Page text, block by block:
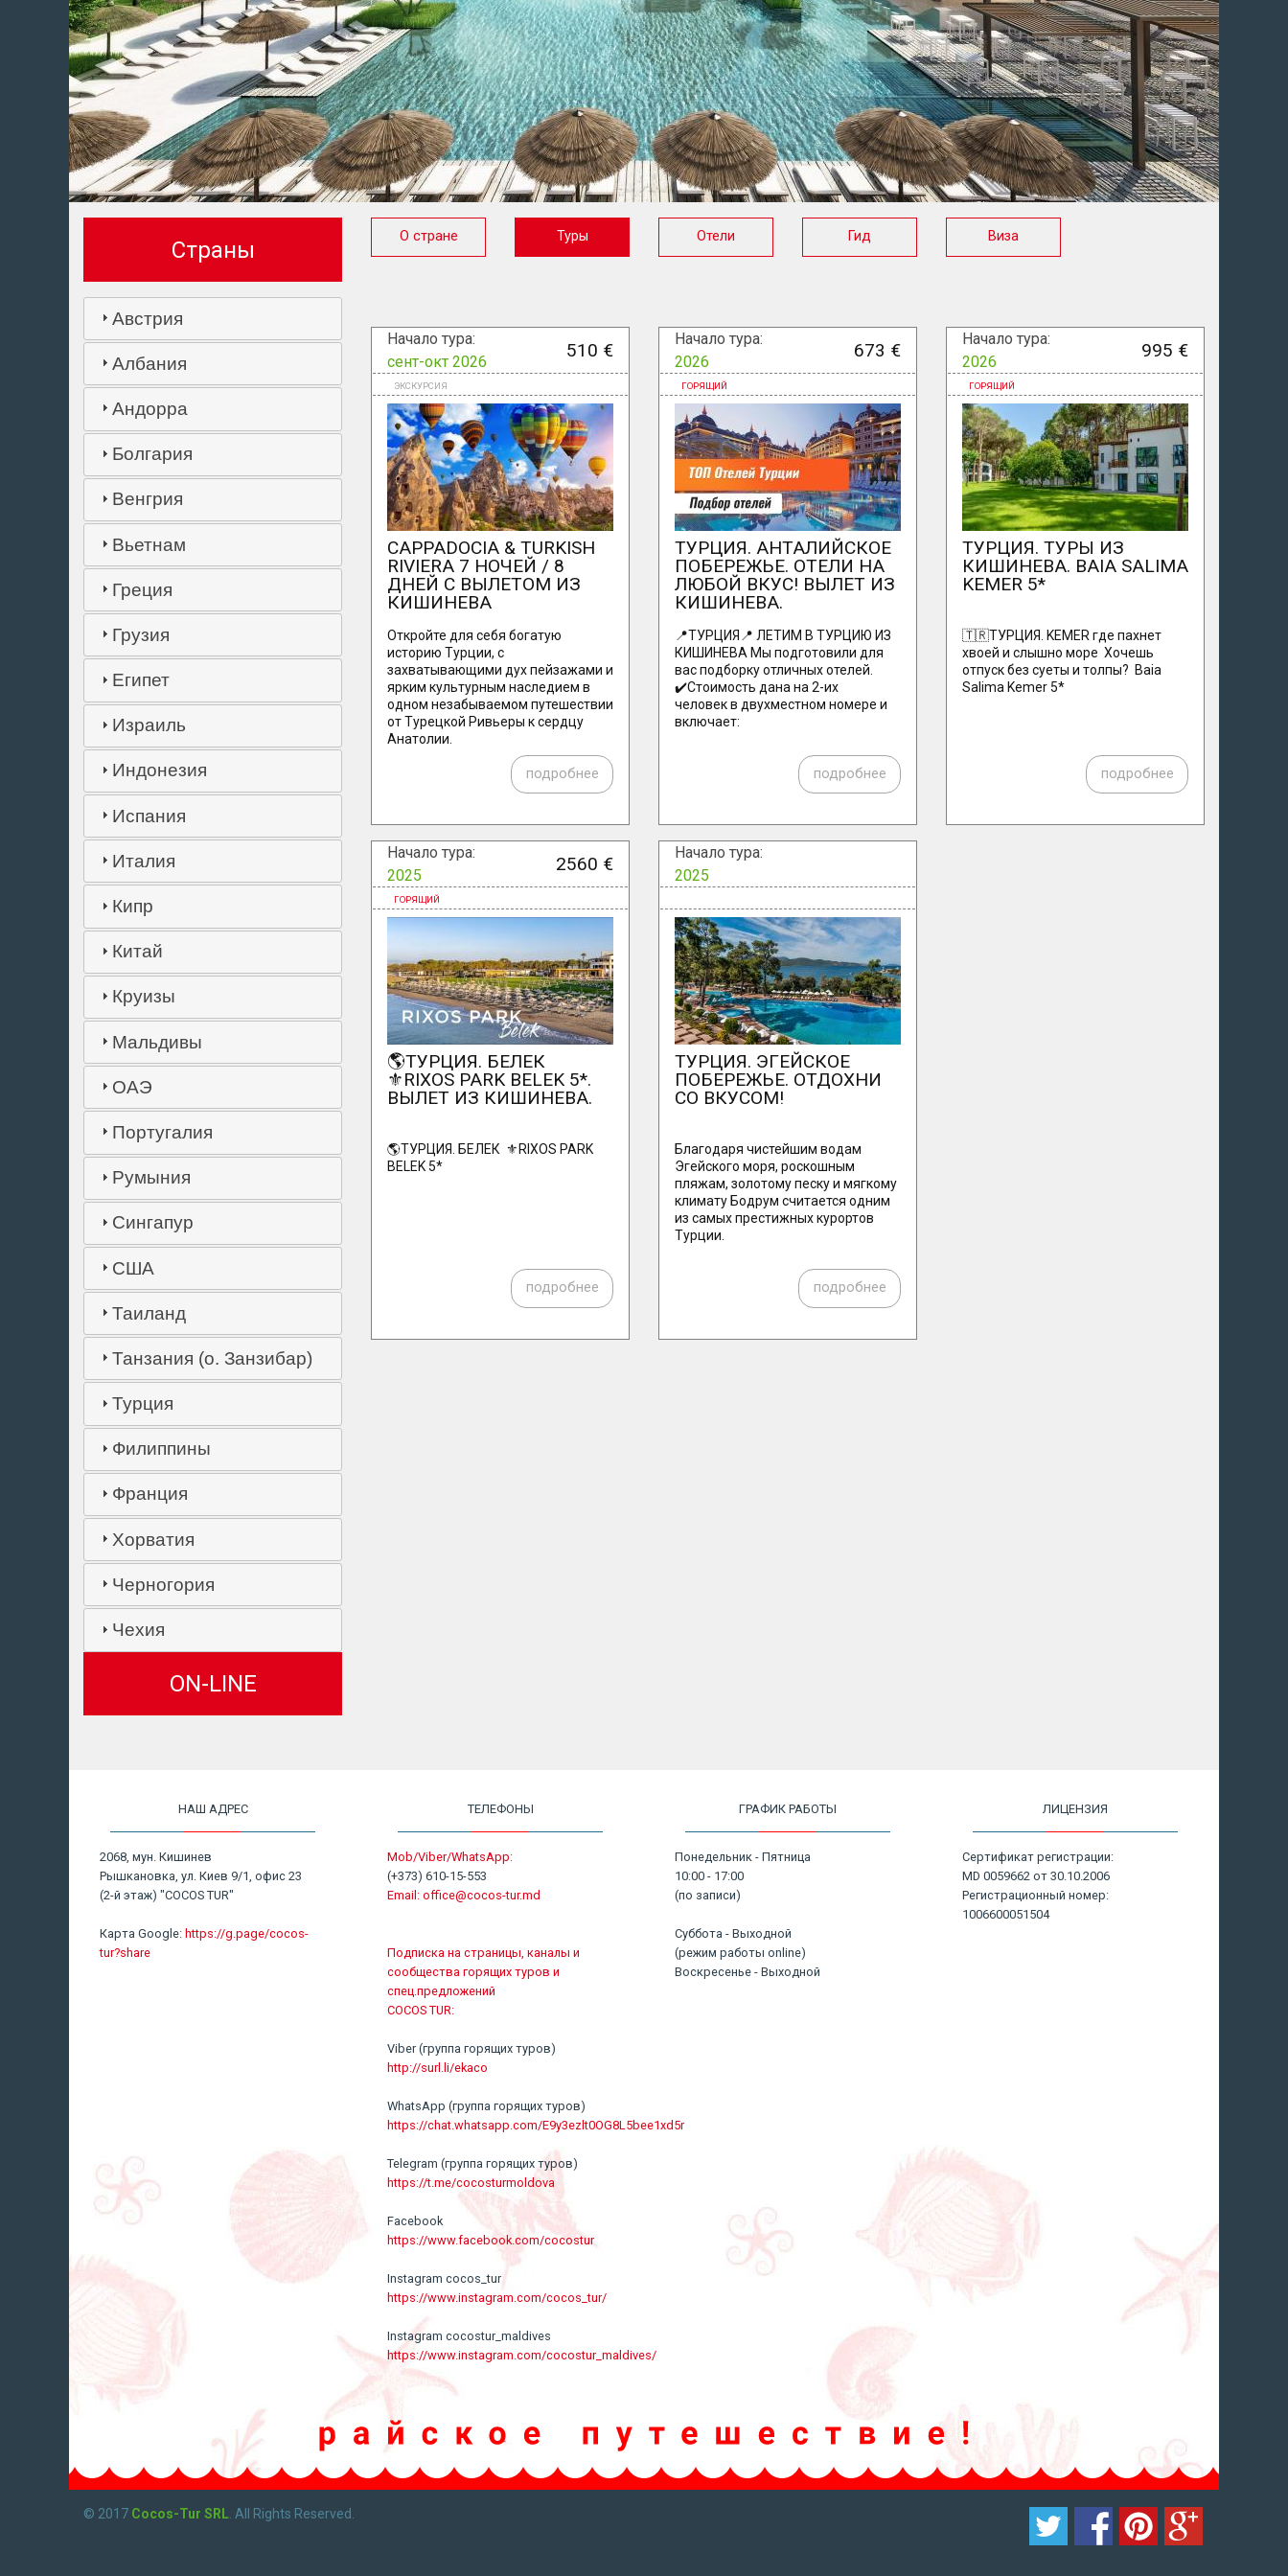
О стране Туры Отели Гид Виза
Начало тура:
сент-окт 2026
510 €
CAPPADOCIA & TURKISH
RIVIERA 7 НОЧЕЙ / 8
ДНЕЙ С ВЫЛЕТОМ ИЗ
КИШИНЕВА
Откройте для себя богатую
историю Турции, с
захватывающими дух пейзажами и
ярким культурным наследием в
одном незабываемом путешествии
от Турецкой Ривьеры к сердцу
Анатолии.
подробнее
Начало тура:
2026
673 €
ТУРЦИЯ. АНТАЛИЙСКОЕ
ПОБЕРЕЖЬЕ. ОТЕЛИ НА
ЛЮБОЙ ВКУС! ВЫЛЕТ ИЗ
КИШИНЕВА.
📍ТУРЦИЯ📍 ЛЕТИМ В ТУРЦИЮ ИЗ
КИШИНЕВА Мы подготовили для
вас подборку отличных отелей.
✔️Стоимость дана на 2-их
человек в двухместном номере и
включает:
подробнее
Начало тура:
2026
995 €
ТУРЦИЯ. ТУРЫ ИЗ
КИШИНЕВА. BAIA SALIMA
KEMER 5*
🇹🇷ТУРЦИЯ. KEMER где пахнет
хвоей и слышно море Хочешь
отпуск без суеты и толпы? Baia
Salima Kemer 5*
подробнее
Начало тура:
2025
2560 €
🌎ТУРЦИЯ. БЕЛЕК
⚜️RIXOS PARK BELEK 5*.
ВЫЛЕТ ИЗ КИШИНЕВА.
🌎ТУРЦИЯ. БЕЛЕК ⚜️RIXOS PARK
BELEK 5*
подробнее
Начало тура:
2025
ТУРЦИЯ. ЭГЕЙСКОЕ
ПОБЕРЕЖЬЕ. ОТДОХНИ
СО ВКУСОМ!
Благодаря чистейшим водам
Эгейского моря, роскошным
пляжам, золотому песку и мягкому
климату Бодрум считается одним
из самых престижных курортов
Турции.
подробнее
Страны
Австрия
Албания
Андорра
Болгария
Венгрия
Вьетнам
Греция
Грузия
Египет
Израиль
Индонезия
Испания
Италия
Кипр
Китай
Круизы
Мальдивы
ОАЭ
Португалия
Румыния
Сингапур
США
Таиланд
Танзания (о. Занзибар)
Турция
Филиппины
Франция
Хорватия
Черногория
Чехия
ON-LINE
НАШ АДРЕС
2068, мун. Кишинев
Рышкановка, ул. Киев 9/1, офис 23
(2-й этаж) "COCOS TUR"
Карта Google: https://g.page/cocos-
tur?share
ТЕЛЕФОНЫ
Mob/Viber/WhatsApp:
(+373) 610-15-553
Email: office@cocos-tur.md
Подписка на страницы, каналы и
сообщества горящих туров и
спец.предложений
COCOS TUR:
Viber (группа горящих туров)
http://surl.li/ekaco
WhatsApp (группа горящих туров)
https://chat.whatsapp.com/E9y3ezlt0OG8L5bee1xd5r
Telegram (группа горящих туров)
https://t.me/cocosturmoldova
Facebook
https://www.facebook.com/cocostur
Instagram cocos_tur
https://www.instagram.com/cocos_tur/
Instagram cocostur_maldives
https://www.instagram.com/cocostur_maldives/
ГРАФИК РАБОТЫ
Понедельник - Пятница
10:00 - 17:00
(по записи)
Суббота - Выходной
(режим работы online)
Воскресенье - Выходной
ЛИЦЕНЗИЯ
Сертификат регистрации:
MD 0059662 от 30.10.2006
Регистрационный номер:
1006600051504
© 2017 Cocos-Tur SRL. All Rights Reserved.